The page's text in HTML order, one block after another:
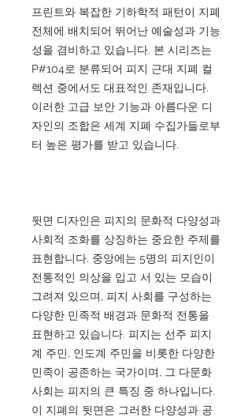
프린트와 복잡한 기하학적 패턴이 지폐
전체에 배치되어 뛰어난 예술성과 기능
성을 겸비하고 있습니다. 본 시리즈는
P#104로 분류되어 피지 근대 지폐 컬
렉션 중에서도 대표적인 존재입니다.
이러한 고급 보안 기능과 아름다운 디
자인의 조합은 세계 지폐 수집가들로부
터 높은 평가를 받고 있습니다.
뒷면 디자인은 피지의 문화적 다양성과
사회적 조화를 상징하는 중요한 주제를
표현합니다. 중앙에는 5명의 피지인이
전통적인 의상을 입고 서 있는 모습이
그려져 있으며, 피지 사회를 구성하는
다양한 민족적 배경과 문화적 전통을
표현하고 있습니다. 피지는 선주 피지
계 주민, 인도계 주민을 비롯한 다양한
민족이 공존하는 국가이며, 그 다문화
사회는 피지의 큰 특징 중 하나입니다.
이 지폐의 뒷면은 그러한 다양성과 공